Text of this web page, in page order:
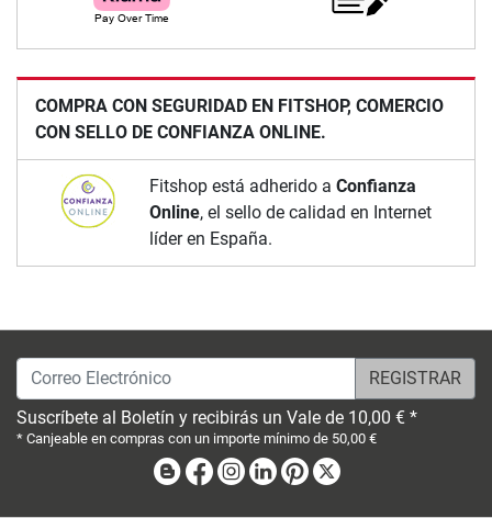
COMPRA CON SEGURIDAD EN FITSHOP, COMERCIO
CON SELLO DE CONFIANZA ONLINE.
Fitshop está adherido a Confianza
Online, el sello de calidad en Internet
líder en España.
Correo Electrónico
Suscríbete al Boletín y recibirás un Vale de 10,00 € *
* Canjeable en compras con un importe mínimo de 50,00 €
BlogFacebook
Instagram
LinkedinPinterest